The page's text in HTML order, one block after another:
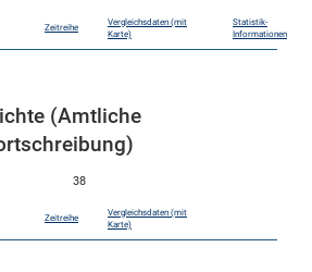
Zeitreihe
Vergleichsdaten (mit
Karte)
Statistik-
Informationen
(Amtliche
38
Zeitreihe
Vergleichsdaten (mit
Karte)